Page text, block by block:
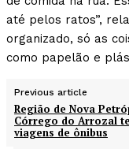
até pelos ratos”,
organizado, só as
como papelão e
Previous article
Região de Nova
Córrego do Arrozal
viagens de ônibus